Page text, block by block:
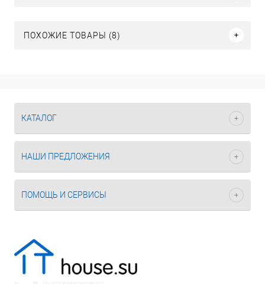
ПОХОЖИЕ ТОВАРЫ (8)
КАТАЛОГ
НАШИ ПРЕДЛОЖЕНИЯ
ПОМОЩЬ И СЕРВИСЫ